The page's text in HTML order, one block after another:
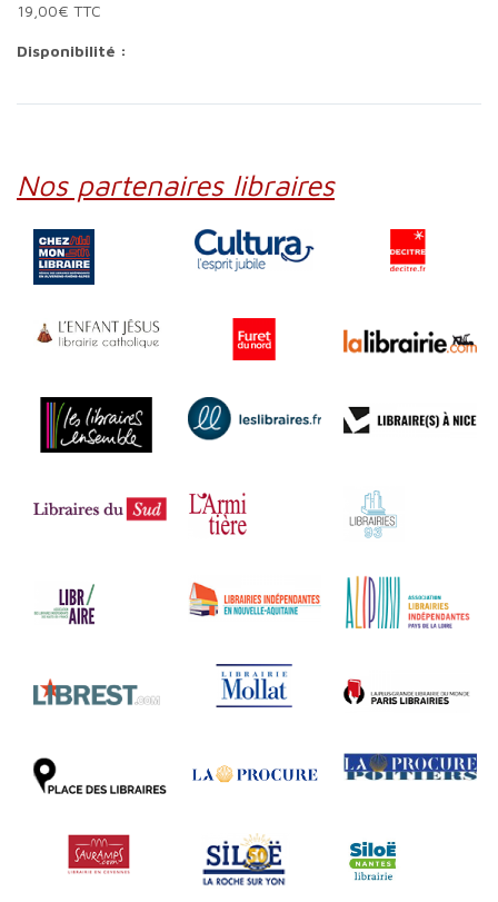
19,00€ TTC
Disponibilité :
Nos partenaires libraires